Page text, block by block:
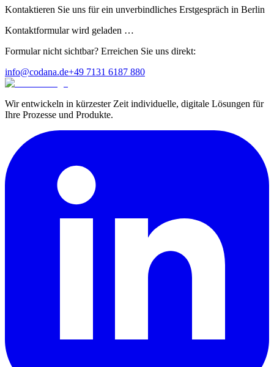
Kontaktieren Sie uns für ein unverbindliches Erstgespräch in Berlin
Kontaktformular wird geladen …
Formular nicht sichtbar? Erreichen Sie uns direkt:
info@codana.de+49 7131 6187 880
Wir entwickeln in kürzester Zeit individuelle, digitale Lösungen für
Ihre Prozesse und Produkte.